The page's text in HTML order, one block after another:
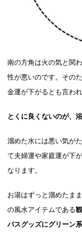
南の方角は火の気と関
性が悪いのです。その
金運が下がるとも言われ
とくに良くないのが、
溜めた水には悪い気が
て夫婦運や家庭運が下
なります。
お湯はずっと溜めたま
の風水アイテムである
バスグッズにグリーン